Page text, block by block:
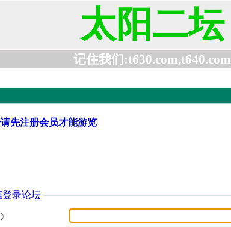
太阳二坛
记住我们:t630.com,t640.com
先注册会员才能游览
登录论坛